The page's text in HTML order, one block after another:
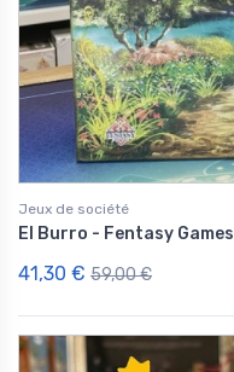
Jeux de société
El Burro - Fentasy Games
41,30 € 59,00 €